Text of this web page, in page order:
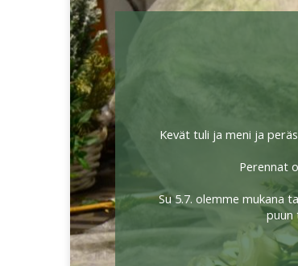
Kevät tuli ja meni ja
Perennat
Su 5.7. olemme mukana
puun